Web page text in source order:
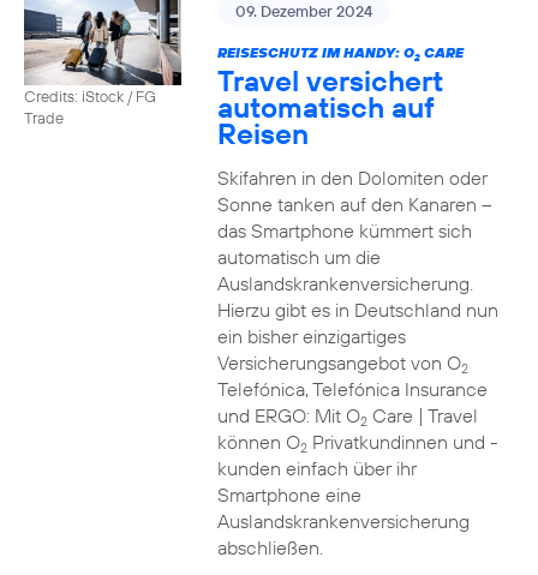
Credits: iStock / FG
Trade
09. Dezember 2024
REISESCHUTZ IM HANDY: O2CARE
Travel versichert
automatisch auf
Reisen
Skifahren in den Dolomiten oder
Sonne tanken auf den Kanaren –
das Smartphone kümmert sich
automatisch um die
Auslandskrankenversicherung.
Hierzu gibt es in Deutschland nun
ein bisher einzigartiges
Versicherungsangebot von O2
Telefónica, Telefónica Insurance
und ERGO: Mit O2Care | Travel
können O2Privatkundinnen und -
kunden einfach über ihr
Smartphone eine
Auslandskrankenversicherung
abschließen.